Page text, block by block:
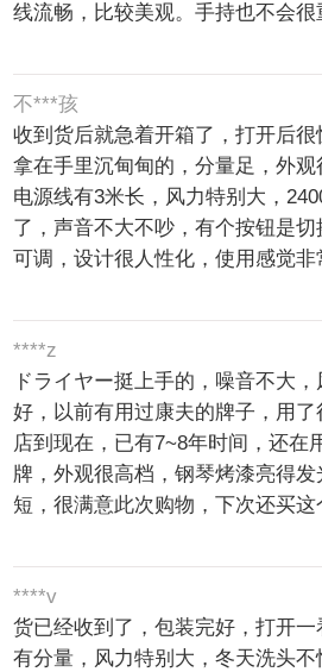
线流畅，比较美观。手持也不会很
不***孩
收到货后就急着开箱了，打开后
拿在手里沉甸甸的，分量足，外观
电源线有3米长，风力特别大，
了，声音不大不吵，有个按钮是
可调，设计很人性化，使用感觉非
****z
ドライヤー挺上手的，噪音不大
好，以前有用过康夫的牌子，用
店到现在，已有7~8年时间，还在
牌，外观很高档，钢琴烤漆亮得
短，很满意此次购物，下次还买这
****v
货已经收到了，包装完好，打开
有分量，风力特别大，冬天洗头